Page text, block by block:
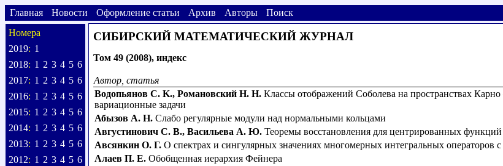
Главная Новости Оформление статьи Архив Авторы Поиск
Номера
2019: 1
2018: 1 2 3 4 5 6
2017: 1 2 3 4 5 6
2016: 1 2 3 4 5 6
2015: 1 2 3 4 5 6
2014: 1 2 3 4 5 6
2013: 1 2 3 4 5 6
2012: 1 2 3 4 5 6
СИБИРСКИЙ МАТЕМАТИЧЕСКИЙ ЖУРНАЛ
Том 49 (2008), индекс
Автор, статья
Bодопьянов C. K., Романовский Н. Н. Классы отображений Соболева на пространствах
вариационные задачи
Абызов А. Н. Слабо регулярные модули над нормальными кольцами
Августинович С. В., Васильева А. Ю. Теоремы восстановления для центрированных
Авсянкин О. Г. О спектрах и сингулярных значениях многомерных интегральных операторов
Алаев П. Е. Обобщенная иерархия Фейнера